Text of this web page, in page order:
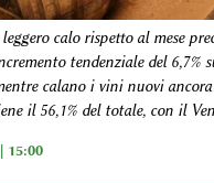
calo rispetto al mese
tendenziale del 6,7%
calano i vini nuovi
il 56,1% del totale, con il
15:00